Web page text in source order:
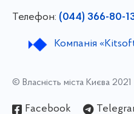
Телефон: (044) 366-80-
Компанія
© Власність міста Києва 2021
Facebook